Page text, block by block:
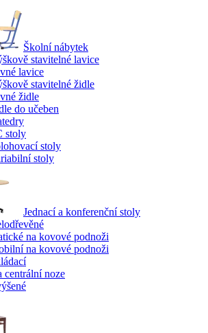
Školní nábytek
stavitelné lavice
lavice
stavitelné židle
židle
do učeben
stoly
stoly
stoly
Jednací a konferenční stoly
na kovové podnoži
na kovové podnoži
centrální noze